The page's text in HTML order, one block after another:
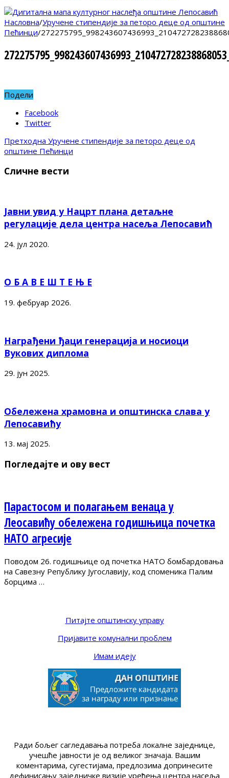
Насловна/Уручене стипендије за петоро деце од општине
Пећинци/
Подели
Facebook
Twitter
Претходна Уручене стипендије за петоро деце од
општине Пећинци
Сличне вести
Јавни увид у Нацрт плана детаљне
регулације дела центра насеља Лепосавић
24. јул 2020.
О Б А В Е Ш Т Е Њ Е
19. фебруар 2026.
Награђени ђаци генерација и носиоци
Вукових диплома
29. јун 2025.
Обележена храмовна и општинска слава у
Лепосавићу
13. мај 2025.
Погледајте и ову вест
Парастосом и полагањем венаца у
Леосавићу обележена годишњица почетка
НАТО агресије
Поводом 26. годишњице од почетка НАТО бомбардовања
на Савезну Републику Југославију, код споменика Палим
борцима …
Питајте општинску управу
Пријавите комунални проблем
Имам идеју
Ради бољег сагледавања потреба локалне заједнице,
учешће јавности је од великог значаја. Вашим
коментарима, сугестијама, предлозима допринесите
дефинисању заједничке визије уређења центра насеља